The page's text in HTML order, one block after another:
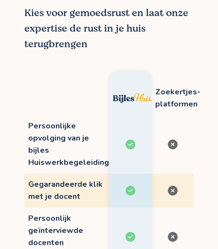
Kies voor gemoedsrust en laat onze
expertise de rust in je huis
terugbrengen
Zoekertjes-
platformen
Persoonlijke
opvolging van je
bijles
Huiswerkbegeleiding
Gegarandeerde klik
met je docent
Persoonlijk
geïnterviewde
docenten